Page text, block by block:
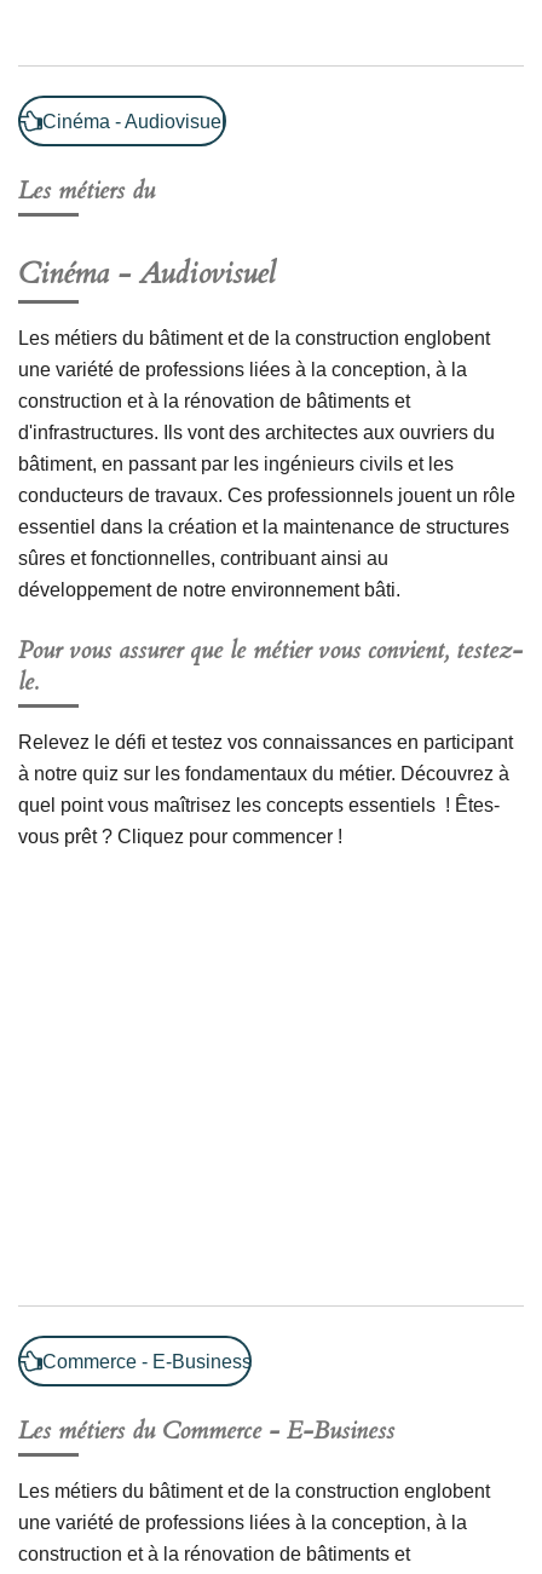
Cinéma - Audiovisuel
Les métiers du
Cinéma - Audiovisuel
Les métiers du bâtiment et de la construction englobent
une variété de professions liées à la conception, à la
construction et à la rénovation de bâtiments et
d'infrastructures. Ils vont des architectes aux ouvriers du
bâtiment, en passant par les ingénieurs civils et les
conducteurs de travaux. Ces professionnels jouent un rôle
essentiel dans la création et la maintenance de structures
sûres et fonctionnelles, contribuant ainsi au
développement de notre environnement bâti.
Pour vous assurer que le métier vous convient, testez-
le.
Relevez le défi et testez vos connaissances en participant
à notre quiz sur les fondamentaux du métier. Découvrez à
quel point vous maîtrisez les concepts essentiels ! Êtes-
vous prêt ? Cliquez pour commencer !
Commerce - E-Business
Les métiers du Commerce - E-Business
Les métiers du bâtiment et de la construction englobent
une variété de professions liées à la conception, à la
construction et à la rénovation de bâtiments et